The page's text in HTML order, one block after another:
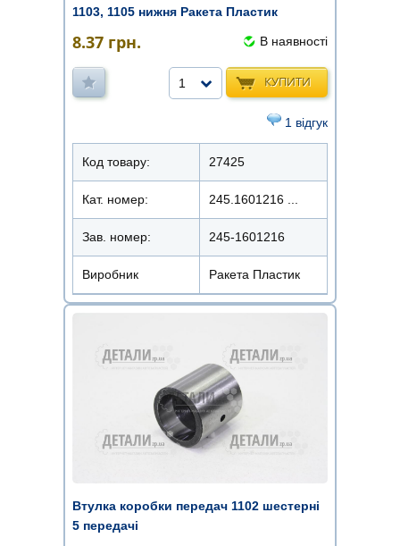
1103, 1105 нижня Ракета Пластик
8.37 грн. В наявності
КУПИТИ
1
1 відгук
Код товару: 27425
Кат. номер: 245.1601216 ...
Зав. номер: 245-1601216
Виробник Ракета Пластик
Втулка коробки передач 1102 шестерні
5 передачі